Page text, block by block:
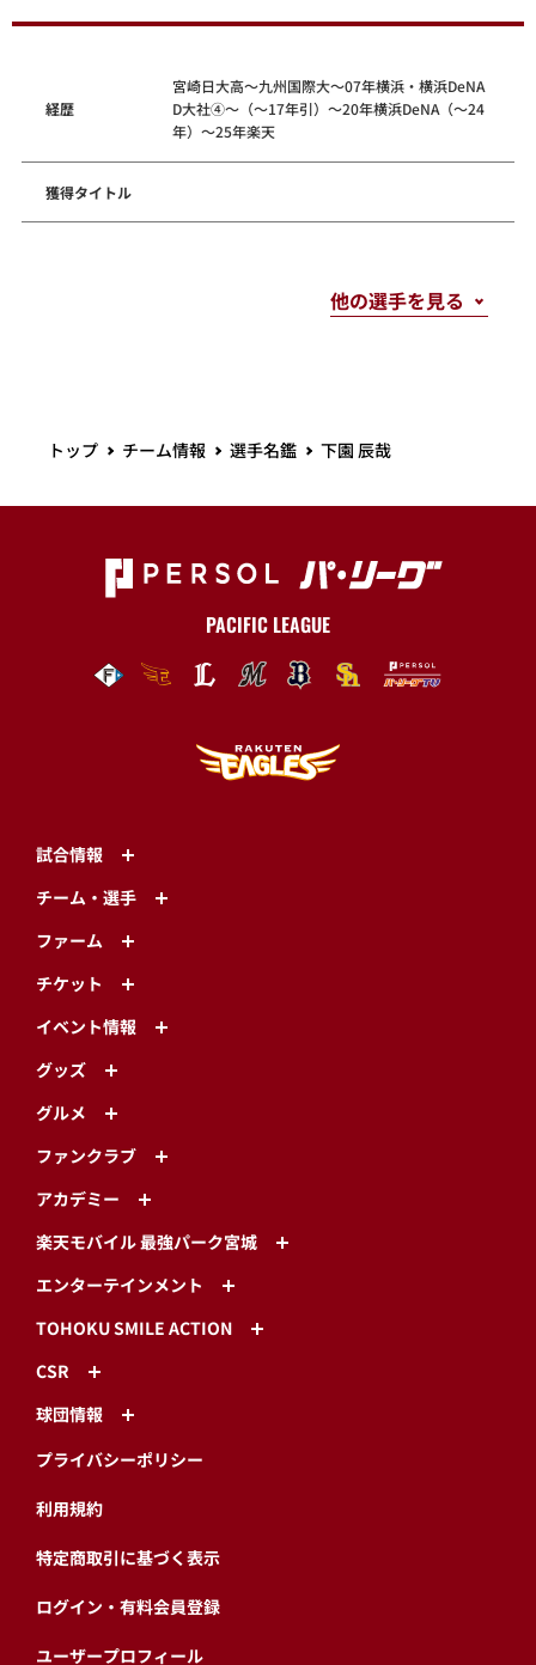
経歴
宮崎日大高～九州国際大～07年横浜・横浜DeNA
D大社④～（～17年引）～20年横浜DeNA（～24
年）～25年楽天
獲得タイトル
トップ チーム情報 選手名鑑 下園 辰哉
PACIFIC LEAGUE
試合情報
チーム・選手
ファーム
チケット
イベント情報
グッズ
グルメ
ファンクラブ
アカデミー
楽天モバイル 最強パーク宮城
エンターテインメント
TOHOKU SMILE ACTION
CSR
球団情報
プライバシーポリシー
利用規約
特定商取引に基づく表示
ログイン・有料会員登録
ユーザープロフィール